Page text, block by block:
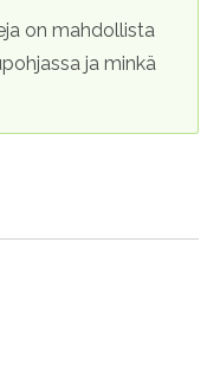
on mahdollista
ja minkä